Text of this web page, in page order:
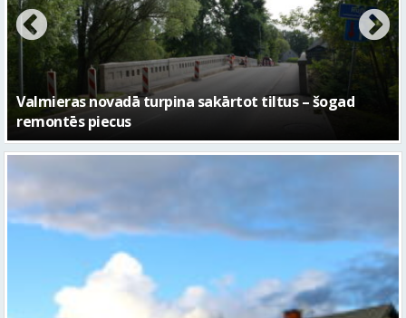
No pagaidu teātra līdz laikmetīgās kultūras centram
– kā attīstīsies “Kurtuve”